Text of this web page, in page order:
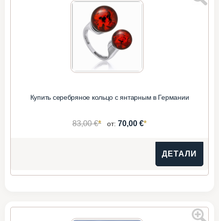
Купить серебряное кольцо с янтарным в Германии
83,00 €* от: 70,00 €*
ДЕТАЛИ